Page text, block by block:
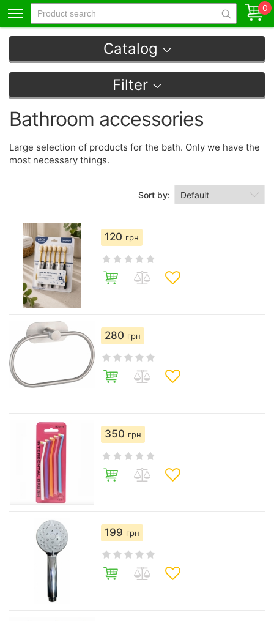
0
Catalog
Filter
Bathroom accessories
Large selection of products for the bath. Only we have the
most necessary things.
Sort by:
120 грн
280 грн
350 грн
199 грн